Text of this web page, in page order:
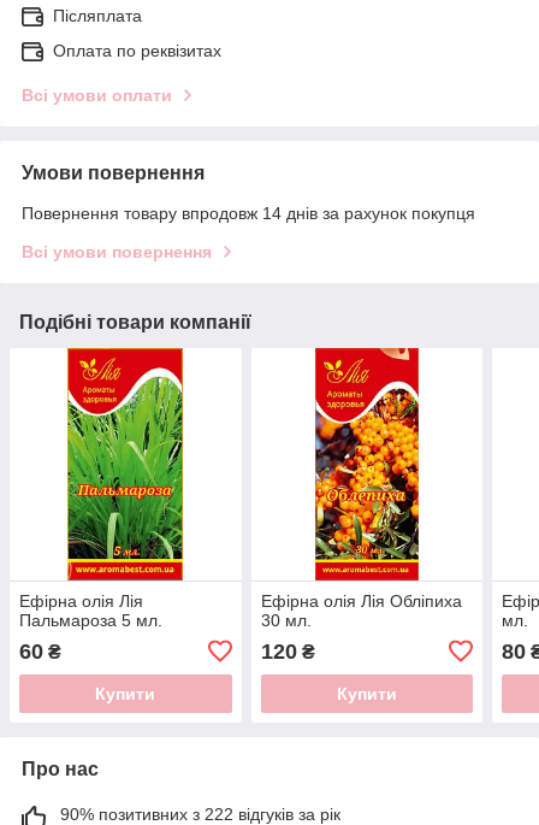
Післяплата
Оплата по реквізитах
Всі умови оплати
Умови повернення
Повернення товару впродовж 14 днів за рахунок покупця
Всі умови повернення
Подібні товари компанії
Ефірна олія Лія
Пальмароза 5 мл.
60 ₴
Купити
Ефірна олія Лія Обліпиха
30 мл.
120₴
Купити
мл.
80
Про нас
90% позитивних з 222 відгуків за рік